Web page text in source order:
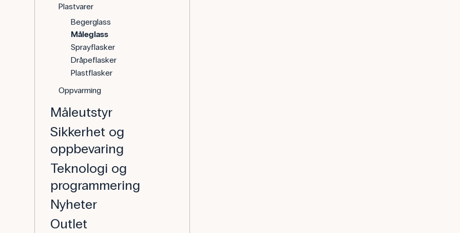
Plastvarer
Begerglass
Måleglass
Sprayflasker
Dråpeflasker
Plastflasker
Oppvarming
Måleutstyr
Sikkerhet og
oppbevaring
Teknologi og
programmering
Nyheter
Outlet